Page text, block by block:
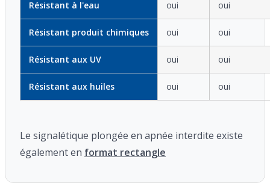
Résistant à l'eau oui oui
Résistant produit chimiques oui oui
Résistant aux UV oui oui
Résistant aux huiles oui oui
Le signalétique plongée en apnée interdite existe
également en format rectangle